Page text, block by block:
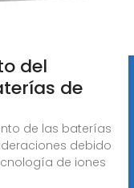
del
de
de las baterías
debido
de iones